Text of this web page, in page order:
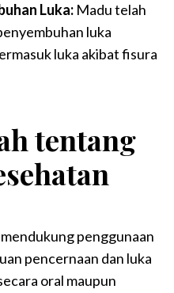
Luka:Madu telah
luka
luka akibat fisura
tentang
penggunaan
pencernaan dan luka
oral maupun